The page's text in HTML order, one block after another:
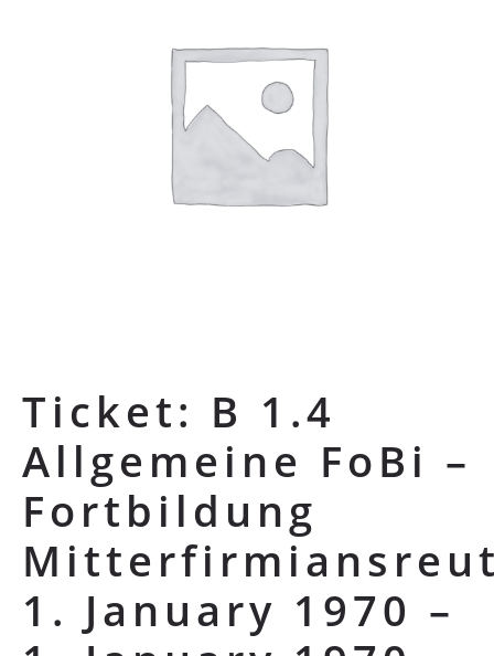
Ticket: B 1.4
Allgemeine FoBi –
Fortbildung
1. January 1970 –